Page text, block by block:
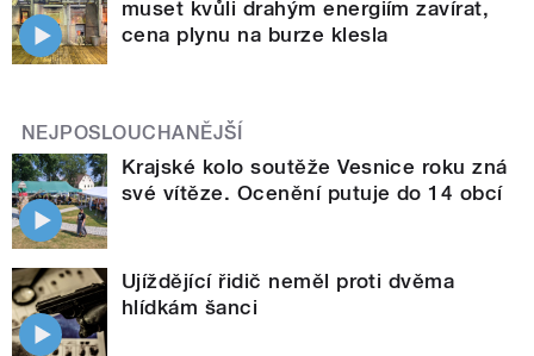
muset kvůli drahým energiím zavírat,
cena plynu na burze klesla
NEJPOSLOUCHANĚJŠÍ
Krajské kolo soutěže Vesnice roku zná
své vítěze. Ocenění putuje do 14 obcí
Ujíždějící řidič neměl proti dvěma
hlídkám šanci